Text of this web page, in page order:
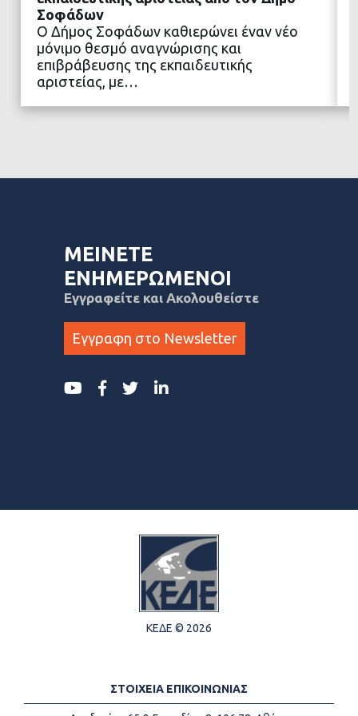
ΔΙΑΒΑΣΤΕ ΠΕΡΙΣΣΟΤΕΡΑ
Σοφάδων
Ο Δήμος Σοφάδων καθιερώνει έναν νέο
μόνιμο θεσμό αναγνώρισης και
επιβράβευσης της εκπαιδευτικής
αριστείας, με…
ΜΕΙΝΕΤΕ
ΕΝΗΜΕΡΩΜΕΝΟΙ
Εγγραφείτε και Ακολουθείστε
Εγγραφη στο Newsletter
ΚΕΔΕ © 2026
ΣΤΟΙΧΕΙΑ ΕΠΙΚΟΙΝΩΝΙΑΣ